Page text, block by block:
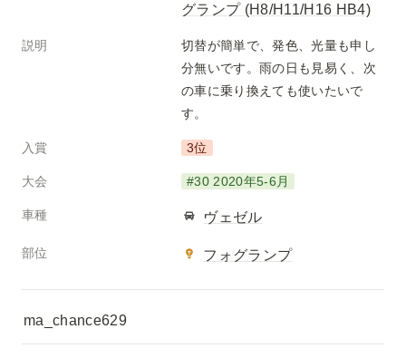
グランプ (H8/H11/H16 HB4)
説明
切替が簡単で、発色、光量も申し
分無いです。雨の日も見易く、次
の車に乗り換えても使いたいで
す。
入賞 3位
大会 #30 2020年5-6月
車種 ヴェゼル
部位 フォグランプ
ma_chance629